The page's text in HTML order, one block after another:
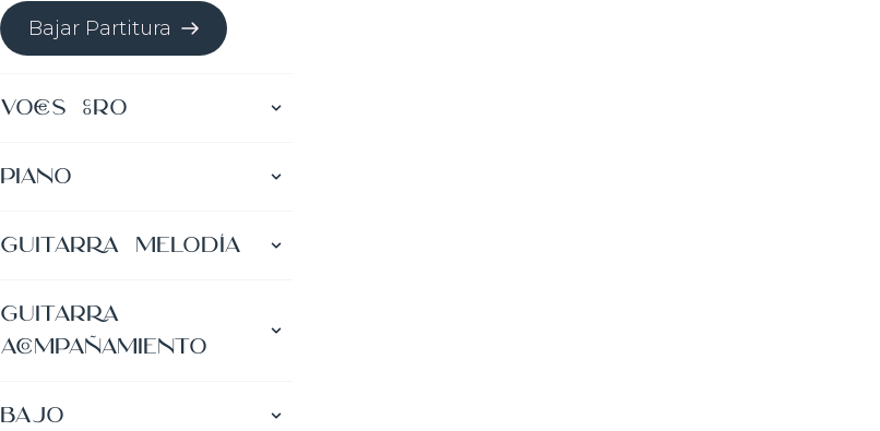
Bajar Partitura
Voces Coro
Bajar Partitura
Piano
Bajar Partitura
Guitarra Melodía
Bajar Partitura
Guitarra
Acompañamiento
Bajar Partitura
Bajo